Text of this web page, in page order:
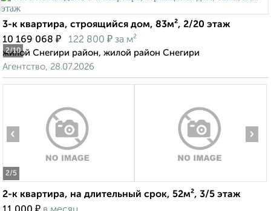
2/10
3-к квартира, строящийся дом, 83м², 2/20 этаж
10 169 068 ₽ 122 800 ₽ за м²
жилой Снегири район, жилой район Снегири
Агентство, 28.07.2026
2/5
‹ ›
2-к квартира, на длительный срок, 52м², 3/5 этаж